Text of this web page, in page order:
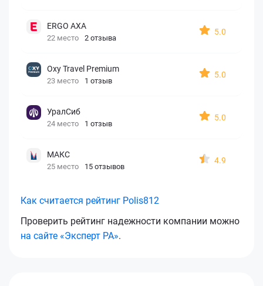
ERGO AXA
22 место 2 отзыва
5.0
Oxy Travel Premium
23 место 1 отзыв
5.0
УралСиб
24 место 1 отзыв
5.0
МАКС
25 место 15 отзывов
4.9
Как считается рейтинг Polis812
Проверить рейтинг надежности компании можно
на сайте «Эксперт РА».